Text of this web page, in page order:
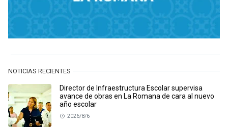
NOTICIAS RECIENTES
Director de Infraestructura Escolar supervisa
avance de obras en La Romana de cara al nuevo
año escolar
2026/8/6